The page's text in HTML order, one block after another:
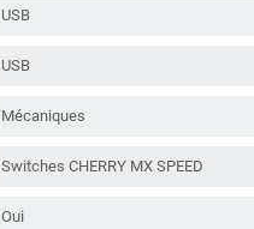
USB
USB
Mécaniques
Switches CHERRY MX SPEED
Oui